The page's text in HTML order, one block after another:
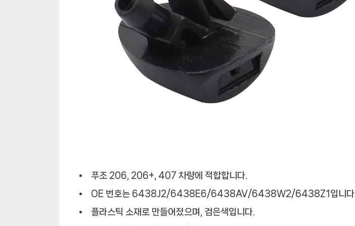
푸조 206, 206+, 407 차량에 적합합니다.
OE 번호는 6438J2/6438E6/6438AV/6438W2/6438Z1입니다.
플라스틱 소재로 만들어졌으며, 검은색입니다.